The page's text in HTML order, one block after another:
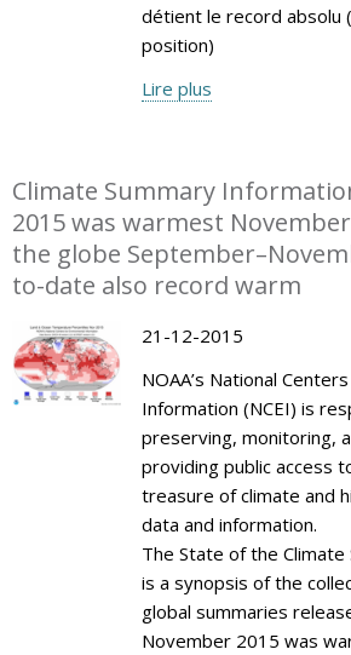
détient le record absolu
position)
Lire plus
Climate Summary
2015 was warmest
the globe
to-date also record warm
21-12-2015
NOAA’s National
Information (NCEI) is
preserving, monitoring,
providing public access
treasure of climate and
data and information.
The State of the
is a synopsis of the
global summaries
November 2015 was